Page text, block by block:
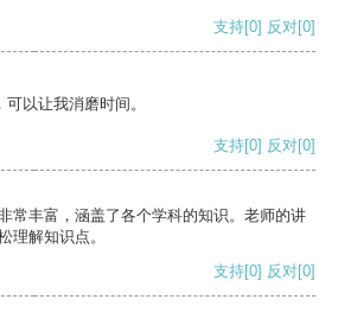
支持[0] 反对[0]
以让我消磨时间。
支持[0] 反对[0]
常丰富，涵盖了各个学科的知识。老师的讲
理解知识点。
支持[0] 反对[0]